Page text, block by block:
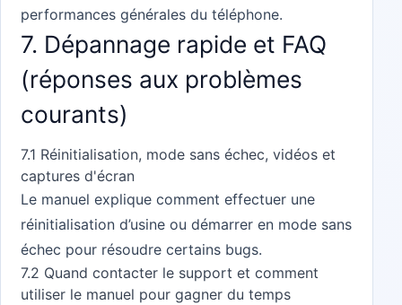
performances générales du téléphone.
7. Dépannage rapide et FAQ
(réponses aux problèmes
courants)
7.1 Réinitialisation, mode sans échec, vidéos et
captures d'écran
Le manuel explique comment effectuer une
réinitialisation d’usine ou démarrer en mode sans
échec pour résoudre certains bugs.
7.2 Quand contacter le support et comment
utiliser le manuel pour gagner du temps